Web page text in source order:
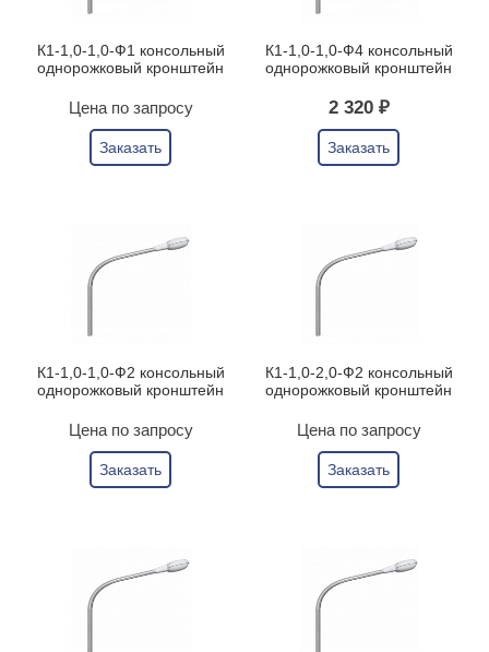
К1-1,0-1,0-Ф1 консольный
однорожковый кронштейн
Цена по запросу
Заказать
К1-1,0-1,0-Ф4 консольный
однорожковый кронштейн
2 320 ₽
Заказать
К1-1,0-1,0-Ф2 консольный
однорожковый кронштейн
Цена по запросу
Заказать
К1-1,0-2,0-Ф2 консольный
однорожковый кронштейн
Цена по запросу
Заказать